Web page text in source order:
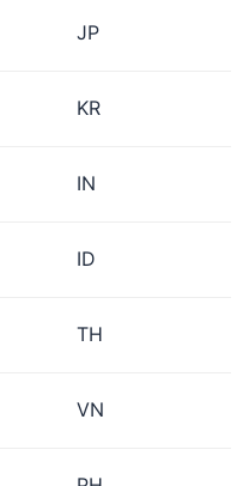
JP
KR
IN
ID
TH
VN